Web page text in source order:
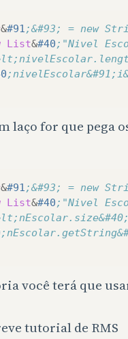
&#91 ;&#93; = new
List&#40;"Nivel
laço for que pega
&#91 ;&#93; = new
List&#40;"Nivel
você terá que
tutorial de RMS